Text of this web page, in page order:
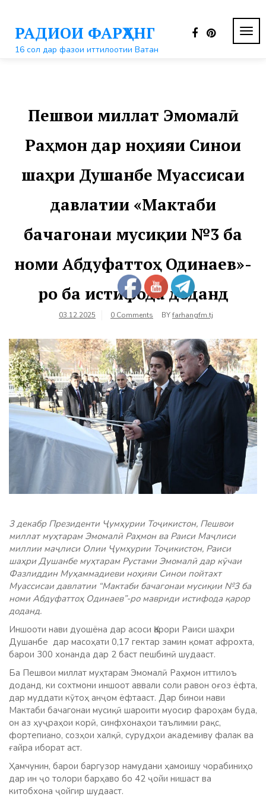
контентуРАДИОИ ФАРҲАНГ
16 сол дар фазои иттилоотии Ватан
Пешвои миллат Эмомалӣ
Раҳмон дар ноҳияи Синои
шаҳри Душанбе Муассисаи
давлатии «Мактаби
бачагонаи мусиқии №3 ба
номи Абдуфаттоҳ Одинаев»-
ро ба истифода доданд
03.12.2025 0 Comments BYfarhangfm.tj
3 декабр Президенти Ҷумҳурии Тоҷикистон, Пешвои
миллат муҳтарам Эмомалӣ Раҳмон ва Раиси Маҷлиси
миллии маҷлиси Олии Ҷумҳурии Тоҷикистон, Раиси
шаҳри Душанбе муҳтарам Рустами Эмомалӣ дар кӯчаи
Фазлиддин Муҳаммадиеви ноҳияи Синои пойтахт
Муассисаи давлатии “Мактаби бачагонаи мусиқии №3 ба
номи Абдуфаттоҳ Одинаев”-ро мавриди истифода қарор
доданд.
Иншооти нави дуошёна дар асоси Қарори Раиси шаҳри
Душанбе дар масоҳати 0,17 гектар замин қомат афрохта,
барои 300 хонанда дар 2 баст пешбинӣ шудааст.
Ба Пешвои миллат муҳтарам Эмомалӣ Раҳмон иттилоъ
доданд, ки сохтмони иншоот аввали соли равон оғоз ёфта,
дар муддати кӯтоҳ анҷом ёфтааст. Дар бинои нави
Мактаби бачагонаи мусиқӣ шароити муосир фароҳам буда,
он аз ҳуҷраҳои корӣ, синфхонаҳои таълимии рақс,
фортепиано, созҳои халқӣ, сурудҳои академиву фалак ва
ғайра иборат аст.
Ҳамчунин, барои баргузор намудани ҳамоишу чорабиниҳо
дар ин ҷо толори барҳаво бо 42 ҷойи нишаст ва
китобхона ҷойгир шудааст.